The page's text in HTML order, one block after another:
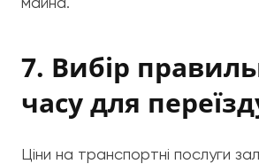
7. Вибір
часу для
Ціни на транспортні послуги